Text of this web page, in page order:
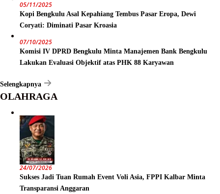
05/11/2025
Kopi Bengkulu Asal Kepahiang Tembus Pasar Eropa, Dewi
Coryati: Diminati Pasar Kroasia
07/10/2025
Komisi IV DPRD Bengkulu Minta Manajemen Bank Bengkulu
Lakukan Evaluasi Objektif atas PHK 88 Karyawan
Selengkapnya
OLAHRAGA
24/07/2026
Sukses Jadi Tuan Rumah Event Voli Asia, FPPI Kalbar Minta
Transparansi Anggaran